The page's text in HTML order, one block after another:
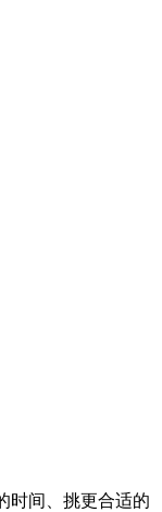
时间、挑更合适的